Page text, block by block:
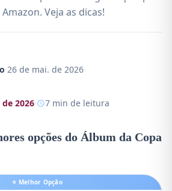
Veja as dicas!
·26 de mai. de 2026·
2026· 7 min de leitura
opções do Álbum da Copa
⭐ Melhor Opção